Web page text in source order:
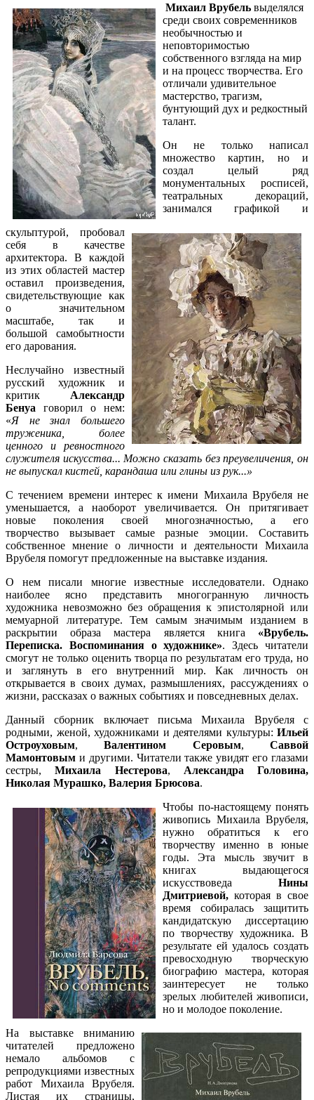
Михаил Врубель выделялся
среди своих современников
необычностью и
неповторимостью
собственного взгляда на мир
и на процесс творчества. Его
отличали удивительное
мастерство, трагизм,
бунтующий дух и редкостный
талант.
Он не только написал
множество картин, но и
создал целый ряд
монументальных росписей,
театральных декораций,
занимался графикой и
скульптурой, пробовал
себя в качестве
архитектора. В каждой
из этих областей мастер
оставил произведения,
свидетельствующие как
о значительном
масштабе, так и
большой самобытности
его дарования.
Неслучайно известный
русский художник и
критик Александр
Бенуа говорил о нем:
«Я не знал большего
труженика, более
ценного и ревностного
служителя искусства... Можно сказать без преувеличения, он
не выпускал кистей, карандаша или глины из рук...»
С течением времени интерес к имени Михаила Врубеля не
уменьшается, а наоборот увеличивается. Он притягивает
новые поколения своей многозначностью, а его
творчество вызывает самые разные эмоции. Составить
собственное мнение о личности и деятельности Михаила
Врубеля помогут предложенные на выставке издания.
О нем писали многие известные исследователи. Однако
наиболее ясно представить многогранную личность
художника невозможно без обращения к эпистолярной или
мемуарной литературе. Тем самым значимым изданием в
раскрытии образа мастера является книга «Врубель.
Переписка. Воспоминания о художнике». Здесь читатели
смогут не только оценить творца по результатам его труда, но
и заглянуть в его внутренний мир. Как личность он
открывается в своих думах, размышлениях, рассуждениях о
жизни, рассказах о важных событиях и повседневных делах.
Данный сборник включает письма Михаила Врубеля с
родными, женой, художниками и деятелями культуры: Ильей
Остроуховым,Валентином Серовым,Саввой
Мамонтовым и другими. Читатели также увидят его глазами
сестры,Михаила Нестерова, Александра Головина,
Николая Мурашко, Валерия Брюсова.
Чтобы по-настоящему понять
живопись Михаила Врубеля,
нужно обратиться к его
творчеству именно в юные
годы. Эта мысль звучит в
книгах выдающегося
искусствоведа Нины
Дмитриевой, которая в свое
время собиралась защитить
кандидатскую диссертацию
по творчеству художника. В
результате ей удалось создать
превосходную творческую
биографию мастера, которая
заинтересует не только
зрелых любителей живописи,
но и молодое поколение.
На выставке вниманию
читателей предложено
немало альбомов с
репродукциями известных
работ Михаила Врубеля.
Листая их страницы,